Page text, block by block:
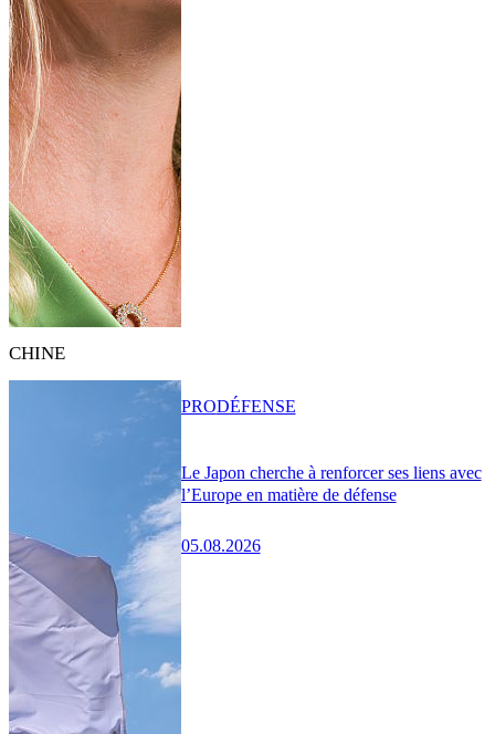
CHINE
Le Japon cherche à renforcer ses liens avec
l’Europe en matière de défense
05.08.2026
PRODÉFENSE